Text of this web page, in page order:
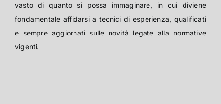
vasto di quanto si possa immaginare, in cui diviene
fondamentale affidarsi a tecnici di esperienza, qualificati
e sempre aggiornati sulle novità legate alla normative
vigenti.